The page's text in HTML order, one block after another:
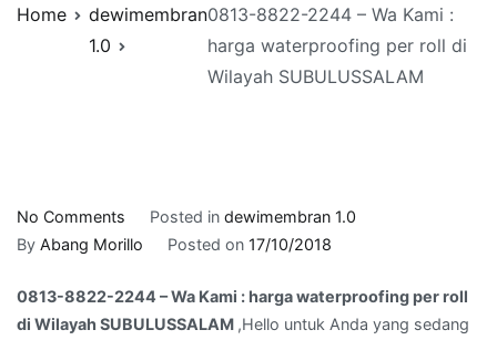
Home
dewimembran
1.0
0813-8822-2244 – Wa Kami :
harga waterproofing per roll di
Wilayah SUBULUSSALAM
No Comments
0813-
2244
–
Posted in dewimembran 1.0
By Abang Morillo Posted on 17/10/2018
0813-8822-2244 – Wa Kami : harga waterproofing per roll
di Wilayah SUBULUSSALAM ,Hello untuk Anda yang sedang